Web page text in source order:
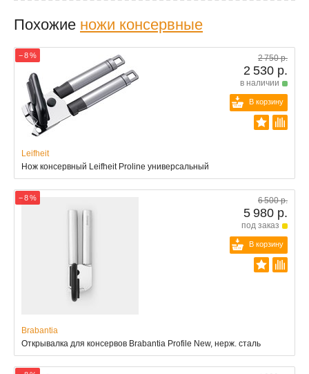
Похожие ножи консервные
− 8 % 2 750 р.
2 530 р.
в наличии
В корзину
Leifheit
Нож консервный Leifheit Proline универсальный
− 8 % 6 500 р.
5 980 р.
под заказ
В корзину
Brabantia
Открывалка для консервов Brabantia Profile New, нерж. сталь